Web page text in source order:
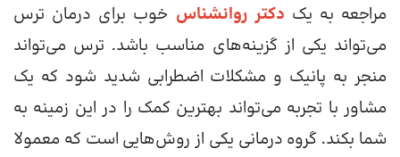
مراجعه به یک دکتر روانشناس خوب برای درمان ترس
می‌تواند یکی از گزینه‌های مناسب باشد. ترس می‌تواند
منجر به پانیک و مشکلات اضطرابی شدید شود که یک
مشاور با تجربه می‌تواند بهترین کمک را در این زمینه به
شما بکند. گروه درمانی یکی از روش‌هایی است که معمولا